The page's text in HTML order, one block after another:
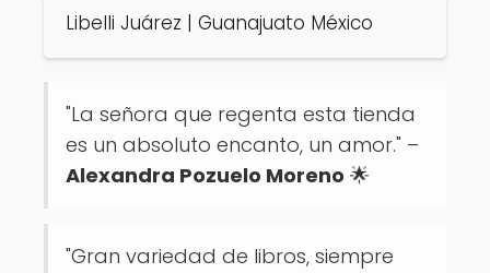
Libelli Juárez | Guanajuato México
"La señora que regenta esta tienda
es un absoluto encanto, un amor." –
Alexandra Pozuelo Moreno 🌟
"Gran variedad de libros, siempre